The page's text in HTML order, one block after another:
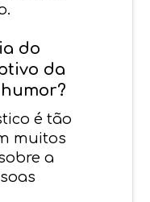
do
da
é tão
muitos
a